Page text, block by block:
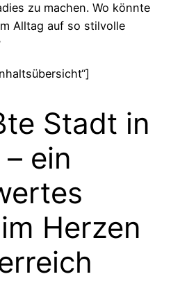
zu machen. Wo könnte
Alltag auf so stilvolle
Stadt in
ein
Herzen